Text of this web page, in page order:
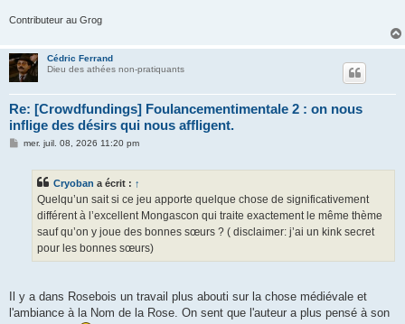
Contributeur au Grog
Cédric Ferrand
Dieu des athées non-pratiquants
Re: [Crowdfundings] Foulancementimentale 2 : on nous
inflige des désirs qui nous affligent.
Mmer. juil. 08, 2026 11:20 pm
Cryoban a écrit : ↑
Quelqu’un sait si ce jeu apporte quelque chose de significativement
différent à l’excellent Mongascon qui traite exactement le même thème
sauf qu’on y joue des bonnes sœurs ? ( disclaimer: j’ai un kink secret
pour les bonnes sœurs)
Il y a dans Rosebois un travail plus abouti sur la chose médiévale et
l'ambiance à la Nom de la Rose. On sent que l'auteur a plus pensé à son